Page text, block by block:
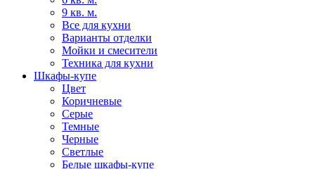
9 кв. м.
Все для кухни
Варианты отделки
Мойки и смесители
Техника для кухни
Шкафы-купе
Цвет
Коричневые
Серые
Темные
Черные
Светлые
Белые шкафы-купе